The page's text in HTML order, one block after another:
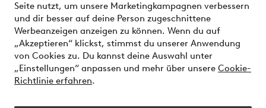
Seite nutzt, um unsere Marketingkampagnen verbessern
und dir besser auf deine Person zugeschnittene
Werbeanzeigen anzeigen zu können. Wenn du auf
„Akzeptieren“ klickst, stimmst du unserer Anwendung
von Cookies zu. Du kannst deine Auswahl unter
„Einstellungen“ anpassen und mehr über unsere Cookie-
Richtlinie erfahren.
Möchtest du mehr über unsere
Zahlungsmöglichkeitenerfahren?